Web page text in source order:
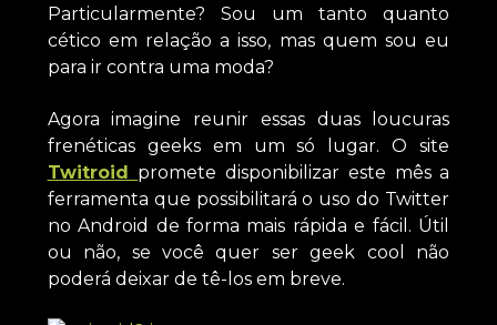
Particularmente? Sou um tanto quanto
cético em relação a isso, mas quem sou eu
para ir contra uma moda?
Agora imagine reunir essas duas loucuras
frenéticas geeks em um só lugar. O site
Twitroid promete disponibilizar este mês a
ferramenta que possibilitará o uso do Twitter
no Android de forma mais rápida e fácil. Útil
ou não, se você quer ser geek cool não
poderá deixar de tê-los em breve.